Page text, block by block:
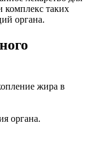
комплекс таких
органа.
жира в
органа.